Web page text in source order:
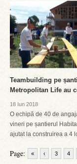
Teambuilding pe
Metropolitan Life au
18 Iun 2018
O echipă de 40 de
vineri pe șantierul
ajutat la construirea a 4
Page: « ‹ 3 4